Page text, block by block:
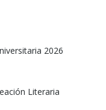
2026
Literaria